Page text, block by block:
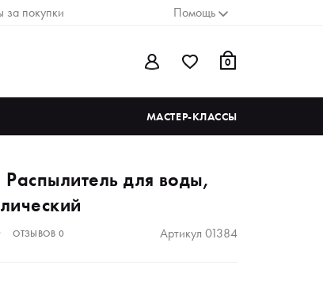
за покупки Помощь
0
МАСТЕР-КЛАССЫ
Распылитель для воды,
ОТЗЫВОВ 0 Артикул 01384